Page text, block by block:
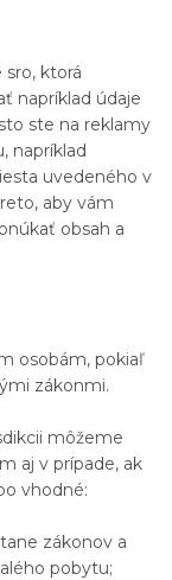
ktorá
napríklad údaje
ste na reklamy
napríklad
uvedeného v
aby vám
obsah a
osobám, pokiaľ
zákonmi.
môžeme
aj v prípade, ak
vhodné:
zákonov a
pobytu;